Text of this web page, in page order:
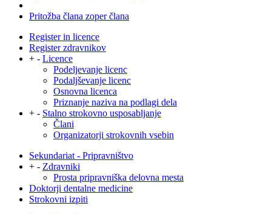
Pritožba člana zoper člana
Register in licence
Register zdravnikov
+ - Licence
Podeljevanje licenc
Podaljševanje licenc
Osnovna licenca
Priznanje naziva na podlagi dela
+ - Stalno strokovno usposabljanje
Člani
Organizatorji strokovnih vsebin
Sekundariat - Pripravništvo
+ - Zdravniki
Prosta pripravniška delovna mesta
Doktorji dentalne medicine
Strokovni izpiti